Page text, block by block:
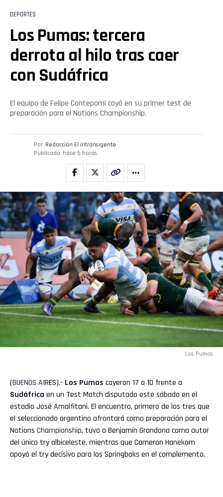
DEPORTES
Los Pumas: tercera
derrota al hilo tras caer
con Sudáfrica
El equipo de Felipe Contepomi cayó en su primer test de
preparación para el Nations Championship.
Por Redacción El intransigente
Publicado hace 5 horas
Los Pumas
(BUENOS AIRES).- Los Pumas cayeron 17 a 10 frente a
Sudáfrica en un Test Match disputado este sábado en el
estadio José Amalfitani. El encuentro, primero de los tres que
el seleccionado argentino afrontará como preparación para el
Nations Championship, tuvo a Benjamín Grondona como autor
del único try albiceleste, mientras que Cameron Hanekom
apoyó el try decisivo para los Springboks en el complemento.
Flipboard
Reddit
Whatsapp